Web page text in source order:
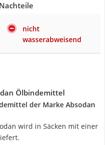
Nachteile
nicht
wasserabweisend
Ölbindemittel
der Marke Absodan
wird in Säcken mit einer